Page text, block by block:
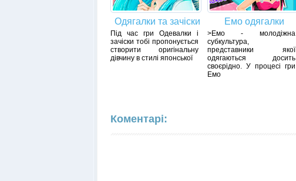
Одягалки та зачіски
Під час гри Одевалки і
зачіски тобі пропонується
створити оригінальну
дівчину в стилі японської
Емо одягалки
>Емо - молодіжна
субкультура,
представники якої
одягаються досить
своєрідно. У процесі гри
Емо
Коментарі: